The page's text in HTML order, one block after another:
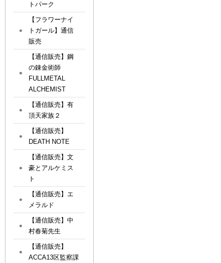
トパーク
【フラワーナイ
トガール】通信
販売
【通信販売】鋼
の錬金術師
FULLMETAL
ALCHEMIST
【通信販売】有
頂天家族２
【通信販売】
DEATH NOTE
【通信販売】文
豪とアルケミス
ト
【通信販売】エ
メラルド
【通信販売】中
村春菊先生
【通信販売】
ACCA13区監察課